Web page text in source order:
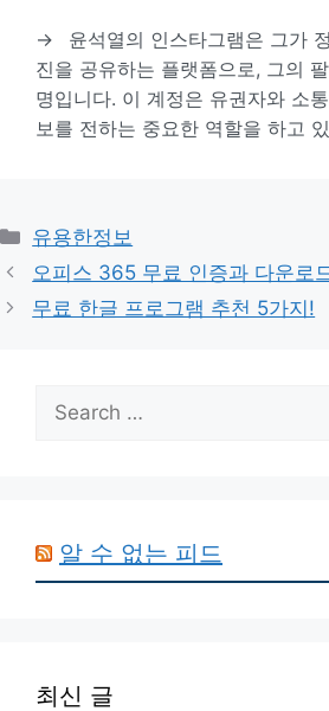
→
윤석열의 인스타그램은 그가
진을 공유하는 플랫폼으로, 그의
명입니다. 이 계정은 유권자와 소
보를 전하는 중요한 역할을 하고
Categories
유용한정보
오피스 365 무료 인증과 다운로
무료 한글 프로그램 추천 5가지!
for:
알 수 없는 피드
최신 글